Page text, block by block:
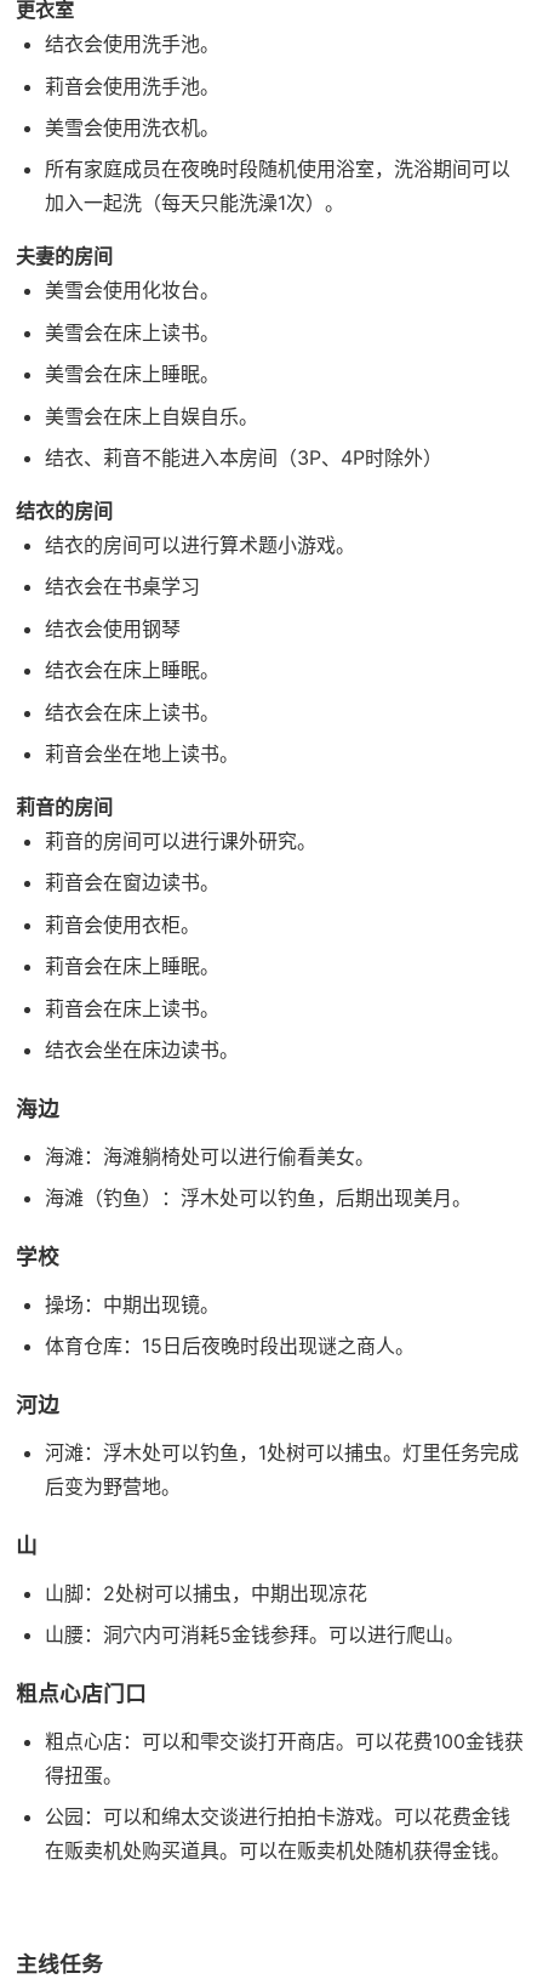
更衣室
结衣会使用洗手池。
莉音会使用洗手池。
美雪会使用洗衣机。
所有家庭成员在夜晚时段随机使用浴室，洗浴期间可以
加入一起洗（每天只能洗澡1次）。
夫妻的房间
美雪会使用化妆台。
美雪会在床上读书。
美雪会在床上睡眠。
美雪会在床上自娱自乐。
结衣、莉音不能进入本房间（3P、4P时除外）
结衣的房间
结衣的房间可以进行算术题小游戏。
结衣会在书桌学习
结衣会使用钢琴
结衣会在床上睡眠。
结衣会在床上读书。
莉音会坐在地上读书。
莉音的房间
莉音的房间可以进行课外研究。
莉音会在窗边读书。
莉音会使用衣柜。
莉音会在床上睡眠。
莉音会在床上读书。
结衣会坐在床边读书。
海边
海滩：海滩躺椅处可以进行偷看美女。
海滩（钓鱼）：浮木处可以钓鱼，后期出现美月。
学校
操场：中期出现镜。
体育仓库：15日后夜晚时段出现谜之商人。
河边
河滩：浮木处可以钓鱼，1处树可以捕虫。灯里任务完成
后变为野营地。
山
山脚：2处树可以捕虫，中期出现凉花
山腰：洞穴内可消耗5金钱参拜。可以进行爬山。
粗点心店门口
粗点心店：可以和雫交谈打开商店。可以花费100金钱获
得扭蛋。
公园：可以和绵太交谈进行拍拍卡游戏。可以花费金钱
在贩卖机处购买道具。可以在贩卖机处随机获得金钱。
主线任务